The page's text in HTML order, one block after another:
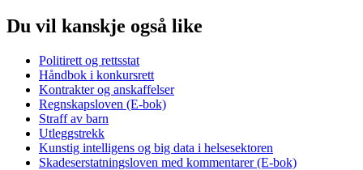
Du vil kanskje også like
Politirett og rettsstat
Håndbok i konkursrett
Kontrakter og anskaffelser
Regnskapsloven (E-bok)
Straff av barn
Utleggstrekk
Kunstig intelligens og big data i helsesektoren
Skadeserstatningsloven med kommentarer (E-bok)